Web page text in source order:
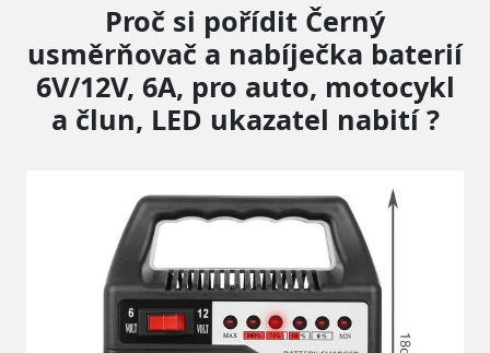
Proč si pořídit Černý
usměrňovač a nabíječka baterií
6V/12V, 6A, pro auto, motocykl
a člun, LED ukazatel nabití ?